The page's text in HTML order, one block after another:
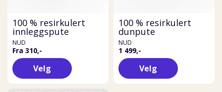
100 % resirkulert
innleggspute
NUD
Fra 310,-
Velg
100 % resirkulert
dunpute
NUD
1 499,-
Velg